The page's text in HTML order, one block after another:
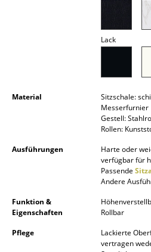
Einzelbetten
Kinderbetten
Nachttische & Bettzubehör
Accessoires
Lack
Material
Sitzschale:
Messerfurnier
Gestell:
Rollen:
Ausführungen
Harte oder
verfügbar für
Passende
Andere
Funktion &
Eigenschaften
Rollbar
Pflege
Lackierte
vertragen